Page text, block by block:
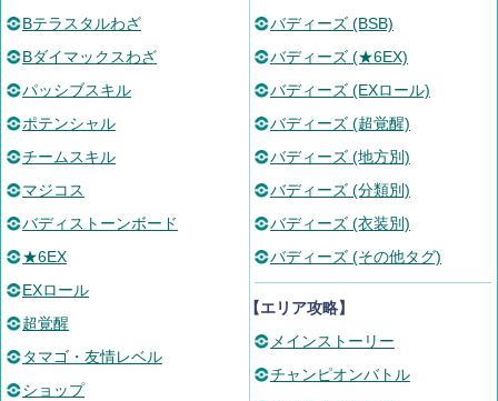
Bテラスタルわざ
Bダイマックスわざ
パッシブスキル
ポテンシャル
チームスキル
マジコス
バディストーンボード
★6EX
EXロール
超覚醒
タマゴ・友情レベル
ショップ
バディーズ (BSB)
バディーズ (★6EX)
バディーズ (EXロール)
バディーズ (超覚醒)
バディーズ (地方別)
バディーズ (分類別)
バディーズ (衣装別)
バディーズ (その他タグ)
【エリア攻略】
メインストーリー
チャンピオンバトル